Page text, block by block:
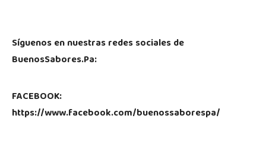
Síguenos en nuestras redes sociales de
BuenosSabores.Pa:
FACEBOOK:
https://www.facebook.com/buenossaborespa/